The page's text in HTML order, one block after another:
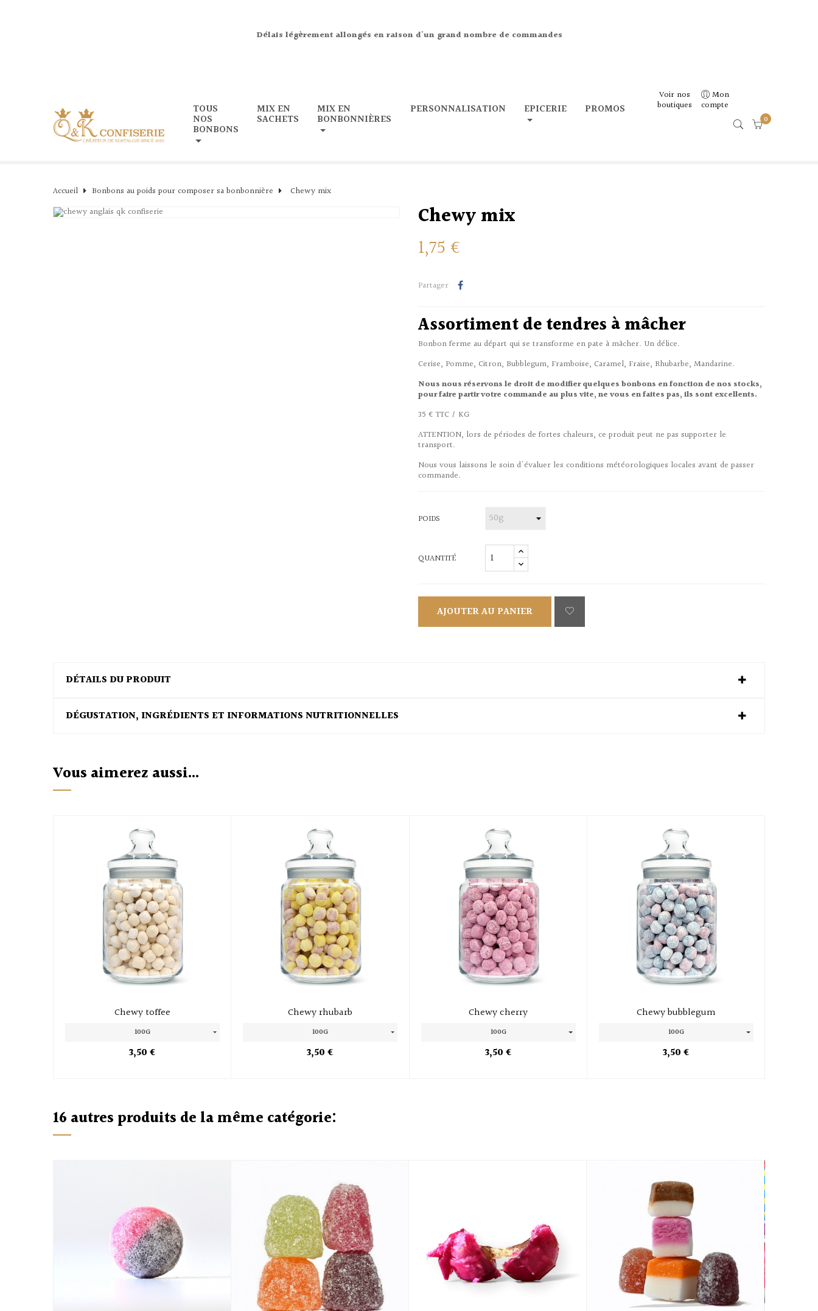
Délais légèrement allongés en raison d'un grand nombre de commandes
TOUS
NOS
BONBONS
MIX EN
SACHETS
MIX EN
BONBONNIÈRES
PERSONNALISATION EPICERIE PROMOS
Voir nos
boutiques
Mon
compte
0
Accueil Bonbons au poids pour composer sa bonbonnière Chewy mix
Chewy mix
1,75 €
Partager
Assortiment de tendres à mâcher
Bonbon ferme au départ qui se transforme en pate à mâcher. Un délice.
Cerise, Pomme, Citron, Bubblegum, Framboise, Caramel, Fraise, Rhubarbe, Mandarine.
Nous nous réservons le droit de modifier quelques bonbons en fonction de nos stocks,
pour faire partir votre commande au plus vite, ne vous en faites pas, ils sont excellents.
35 € TTC / KG
ATTENTION, lors de périodes de fortes chaleurs, ce produit peut ne pas supporter le
transport.
Nous vous laissons le soin d'évaluer les conditions météorologiques locales avant de passer
commande.
POIDS
QUANTITÉ
AJOUTER AU PANIER
DÉTAILS DU PRODUIT
DÉGUSTATION, INGRÉDIENTS ET INFORMATIONS NUTRITIONNELLES
Vous aimerez aussi...
Chewy toffee
100G
3,50 €
Chewy rhubarb
100G
3,50 €
Chewy cherry
100G
3,50 €
Chewy bubblegum
100G
3,50 €
16 autres produits de la même catégorie: